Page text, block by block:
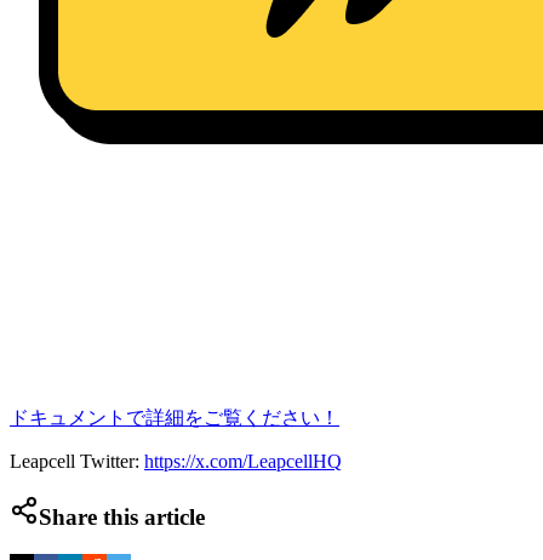
ドキュメントで詳細をご覧ください！
Leapcell Twitter: https://x.com/LeapcellHQ
Share this article